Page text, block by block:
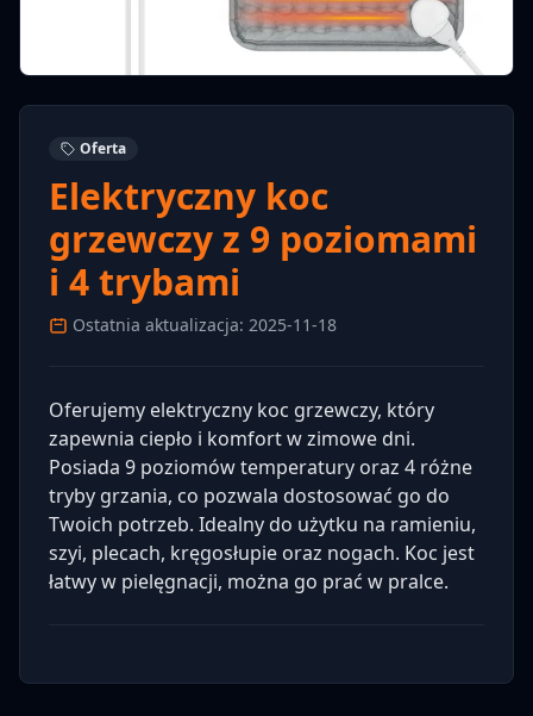
Oferta
Elektryczny koc
grzewczy z 9 poziomami
i 4 trybami
Ostatnia aktualizacja: 2025-11-18
Oferujemy elektryczny koc grzewczy, który
zapewnia ciepło i komfort w zimowe dni.
Posiada 9 poziomów temperatury oraz 4 różne
tryby grzania, co pozwala dostosować go do
Twoich potrzeb. Idealny do użytku na ramieniu,
szyi, plecach, kręgosłupie oraz nogach. Koc jest
łatwy w pielęgnacji, można go prać w pralce.